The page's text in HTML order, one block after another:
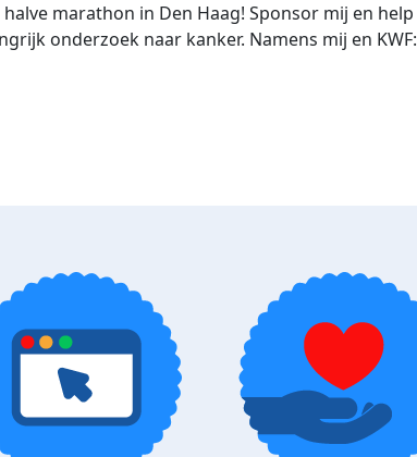
marathon in Den Haag! Sponsor mij en help
onderzoek naar kanker. Namens mij en KWF: